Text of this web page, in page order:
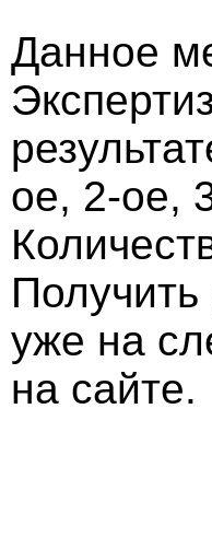
Данное
ое, 2-ое,
уже на
на сайте.